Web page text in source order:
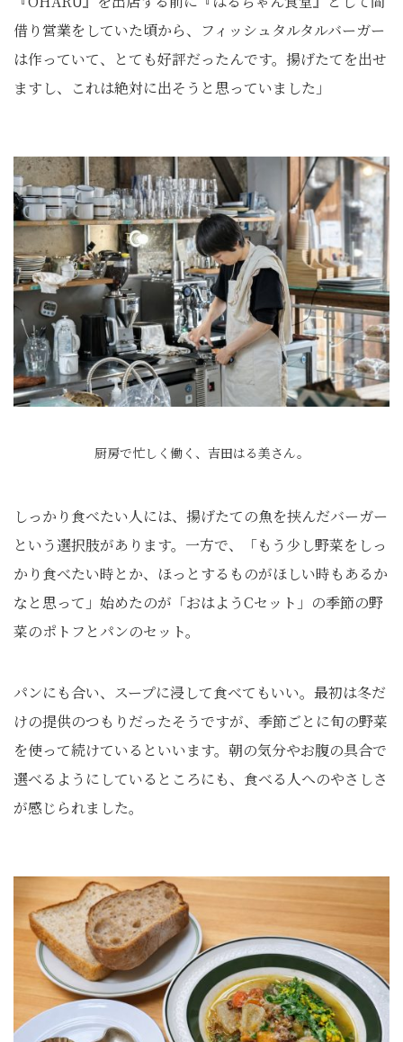
借り営業をしていた頃から、フィッシュタルタルバーガー
は作っていて、とても好評だったんです。揚げたてを出せ
ますし、これは絶対に出そうと思っていました」
厨房で忙しく働く、吉田はる美さん。
しっかり食べたい人には、揚げたての魚を挟んだバーガー
という選択肢があります。一方で、「もう少し野菜をしっ
かり食べたい時とか、ほっとするものがほしい時もあるか
なと思って」始めたのが「おはようCセット」の季節の野
菜のポトフとパンのセット。
パンにも合い、スープに浸して食べてもいい。最初は冬だ
けの提供のつもりだったそうですが、季節ごとに旬の野菜
を使って続けているといいます。朝の気分やお腹の具合で
選べるようにしているところにも、食べる人へのやさしさ
が感じられました。